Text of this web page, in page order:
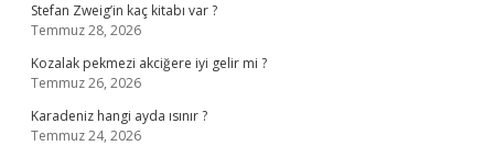
Stefan Zweig’in kaç kitabı var ?
Temmuz 28, 2026
Kozalak pekmezi akciğere iyi gelir mi ?
Temmuz 26, 2026
Karadeniz hangi ayda ısınır ?
Temmuz 24, 2026